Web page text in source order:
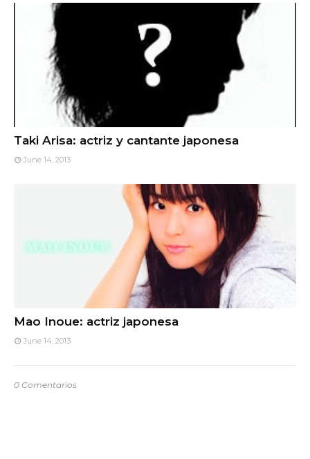
Taki Arisa: actriz y cantante japonesa
June 14, 2013
Mao Inoue: actriz japonesa
June 14, 2013
0 Comentarios